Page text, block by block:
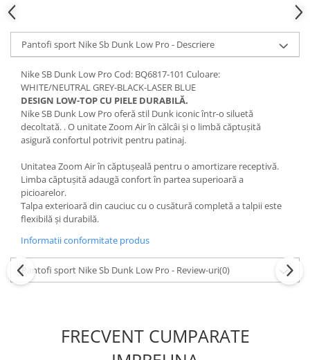
Pantofi sport Nike Sb Dunk Low Pro - Descriere
Nike SB Dunk Low Pro Cod: BQ6817-101 Culoare:
WHITE/NEUTRAL GREY-BLACK-LASER BLUE
DESIGN LOW-TOP CU PIELE DURABILĂ.
Nike SB Dunk Low Pro oferă stil Dunk iconic într-o siluetă
decoltată. . O unitate Zoom Air în călcâi și o limbă căptușită
asigură confortul potrivit pentru patinaj.
Unitatea Zoom Air în căptușeală pentru o amortizare receptivă.
Limba căptușită adaugă confort în partea superioară a
picioarelor.
Talpa exterioară din cauciuc cu o cusătură completă a talpii este
flexibilă și durabilă.
Informatii conformitate produs
Pantofi sport Nike Sb Dunk Low Pro - Review-uri(0)
FRECVENT CUMPARATE